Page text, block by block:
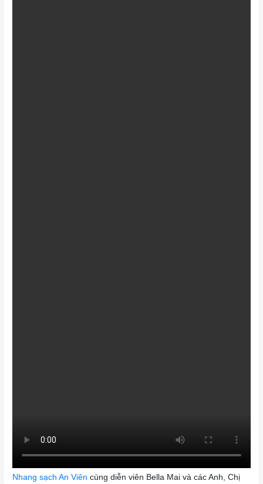
Nhang sạch An Viên cùng diễn viên Bella Mai và các Anh, Chị